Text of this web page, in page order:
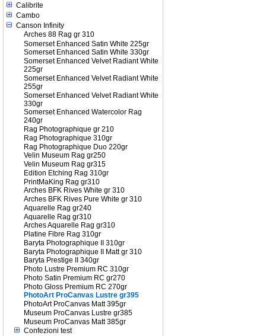
Calibrite
Cambo
Canson Infinity
Arches 88 Rag gr 310
Somerset Enhanced Satin White 225gr
Somerset Enhanced Satin White 330gr
Somerset Enhanced Velvet Radiant White
225gr
Somerset Enhanced Velvet Radiant White
255gr
Somerset Enhanced Velvet Radiant White
330gr
Somerset Enhanced Watercolor Rag
240gr
Rag Photographique gr 210
Rag Photographique 310gr
Rag Photographique Duo 220gr
Velin Museum Rag gr250
Velin Museum Rag gr315
Edition Etching Rag 310gr
PrintMaKing Rag gr310
Arches BFK Rives White gr 310
Arches BFK Rives Pure White gr 310
Aquarelle Rag gr240
Aquarelle Rag gr310
Arches Aquarelle Rag gr310
Platine Fibre Rag 310gr
Baryta Photographique II 310gr
Baryta Photographique II Matt gr 310
Baryta Prestige II 340gr
Photo Lustre Premium RC 310gr
Photo Satin Premium RC gr270
Photo Gloss Premium RC 270gr
PhotoArt ProCanvas Lustre gr395
PhotoArt ProCanvas Matt 395gr
Museum ProCanvas Lustre gr385
Museum ProCanvas Matt 385gr
Confezioni test